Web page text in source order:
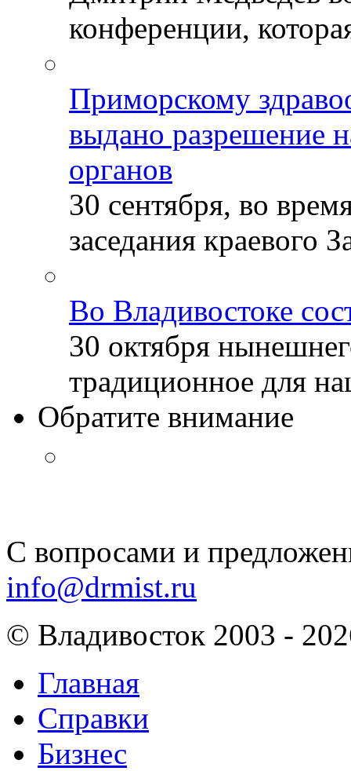
конференции,
Приморскому
выдано разрешение
органов
30 сентября, во
заседания краевого
Во Владивостоке
30 октября
традиционное для
Обратите внимание
С вопросами и
info@drmist.ru
© Владивосток 2003 -
Главная
Справки
Бизнес